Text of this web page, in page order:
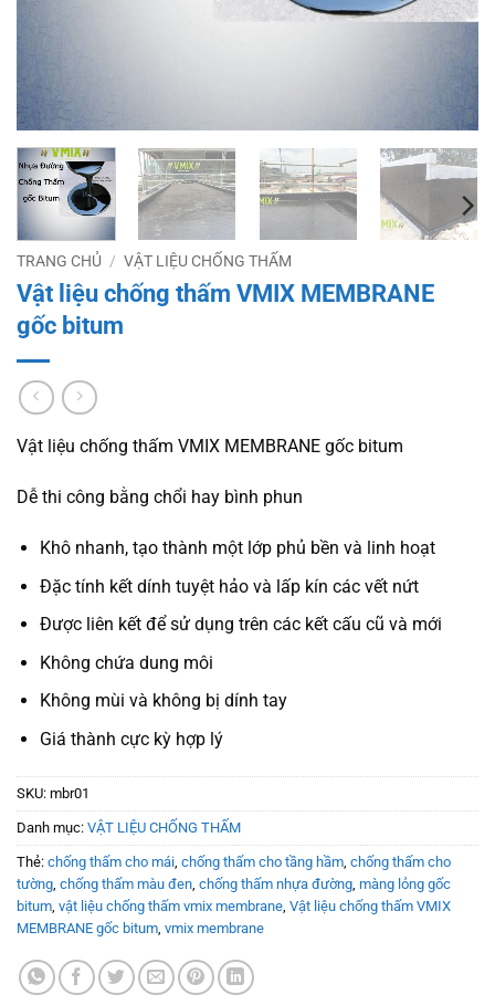
TRANG CHỦ / VẬT LIỆU CHỐNG THẤM
Vật liệu chống thấm VMIX MEMBRANE
gốc bitum
Vật liệu chống thấm VMIX MEMBRANE gốc bitum
Dễ thi công bằng chổi hay bình phun
Khô nhanh, tạo thành một lớp phủ bền và linh hoạt
Đặc tính kết dính tuyệt hảo và lấp kín các vết nứt
Được liên kết để sử dụng trên các kết cấu cũ và mới
Không chứa dung môi
Không mùi và không bị dính tay
Giá thành cực kỳ hợp lý
SKU: mbr01
Danh mục: VẬT LIỆU CHỐNG THẤM
Thẻ: chống thấm cho mái chống thấm cho tầng hầm chống thấm cho
tường chống thấm màu đen chống thấm nhựa đường màng lỏng gốc
bitum vật liệu chống thấm vmix membrane Vật liệu chống thấm VMIX
MEMBRANE gốc bitum vmix membrane